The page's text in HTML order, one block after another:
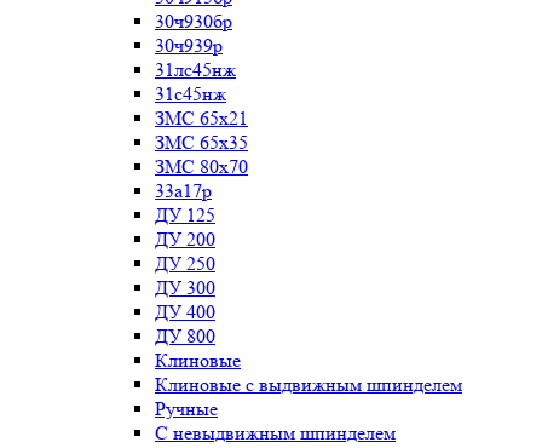
30ч930бр
30ч939р
31лс45нж
31с45нж
ЗМС 65х21
ЗМС 65х35
ЗМС 80х70
33а17р
ДУ 125
ДУ 200
ДУ 250
ДУ 300
ДУ 400
ДУ 800
Клиновые
Клиновые с выдвижным шпинделем
Ручные
С невыдвижным шпинделем